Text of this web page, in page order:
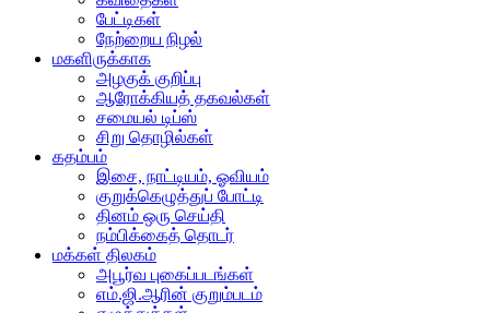
பேட்டிகள்
நேற்றைய நிழல்
மகளிருக்காக
அழகுக் குறிப்பு
ஆரோக்கியத் தகவல்கள்
சமையல் டிப்ஸ்
சிறு தொழில்கள்
கதம்பம்
இசை, நாட்டியம், ஓவியம்
குறுக்கெழுத்துப் போட்டி
தினம் ஒரு செய்தி
நம்பிக்கைத் தொடர்
மக்கள் திலகம்
அபூர்வ புகைப்படங்கள்
எம்.ஜி.ஆரின் குறும்படம்